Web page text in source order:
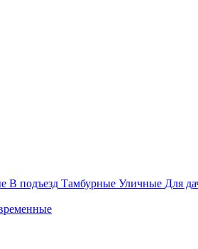
В подъезд Тамбурные Уличные Для